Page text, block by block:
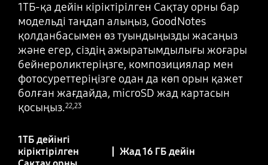
1ТБ-қа дейін кіріктірілген Сақтау орны бар
модельді таңдап алыңыз, GoodNotes
қолданбасымен өз туындыңызды жасаңыз
және егер, сіздің ажыратымдылығы жоғары
бейнероликтеріңзге, композициялар мен
фотосуреттеріңізге одан да көп орын қажет
болған жағдайда, microSD жад картасын
қосыңыз.22, 23
1TБ дейінгі
кіріктірілген
Жад 16 ГБ дейін